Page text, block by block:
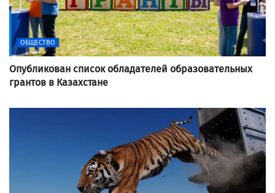
ОБЩЕСТВО
Опубликован список обладателей образовательных
грантов в Казахстане